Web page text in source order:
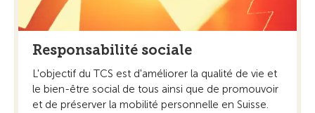
Responsabilité sociale
L'objectif du TCS est d'améliorer la qualité de vie et
le bien-être social de tous ainsi que de promouvoir
et de préserver la mobilité personnelle en Suisse.